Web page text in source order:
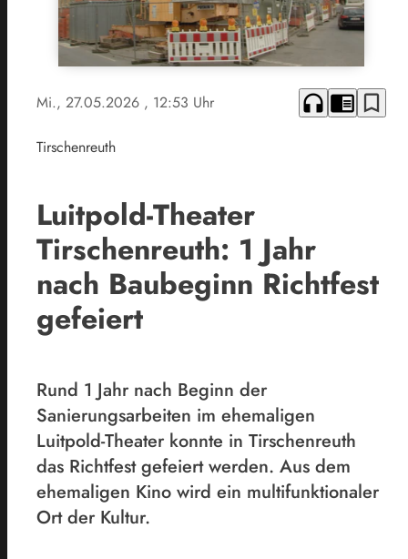
Mi., 27.05.2026 , 12:53 Uhr headphones chrome_reader_mode bookmark_border
Tirschenreuth
Luitpold-Theater
Tirschenreuth: 1 Jahr
nach Baubeginn Richtfest
gefeiert
Rund 1 Jahr nach Beginn der
Sanierungsarbeiten im ehemaligen
Luitpold-Theater konnte in Tirschenreuth
das Richtfest gefeiert werden. Aus dem
ehemaligen Kino wird ein multifunktionaler
Ort der Kultur.